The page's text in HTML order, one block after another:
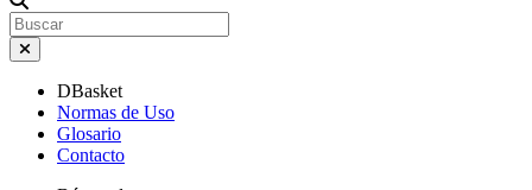
DBasket
Normas de Uso
Glosario
Contacto